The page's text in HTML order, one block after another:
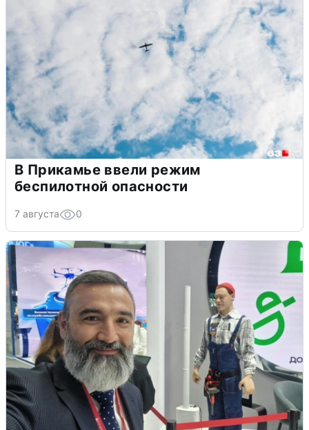
В Прикамье ввели режим
беспилотной опасности
7 августа 0